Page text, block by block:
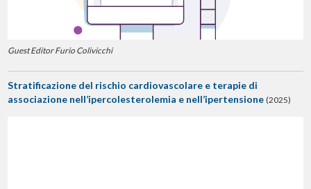
Guest Editor Furio Colivicchi
Stratificazione del rischio cardiovascolare e terapie di
associazione nell’ipercolesterolemia e nell’ipertensione (2025)